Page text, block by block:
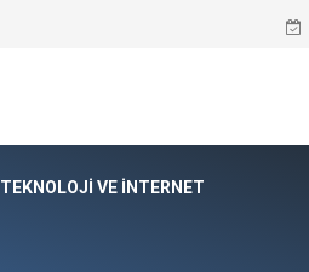
TEKNOLOJI VE İNTERNET